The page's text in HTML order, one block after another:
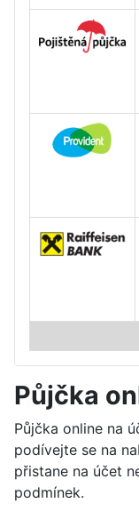
Půjčka
Půjčka online na
podívejte se na
přistane na účet
podmínek.